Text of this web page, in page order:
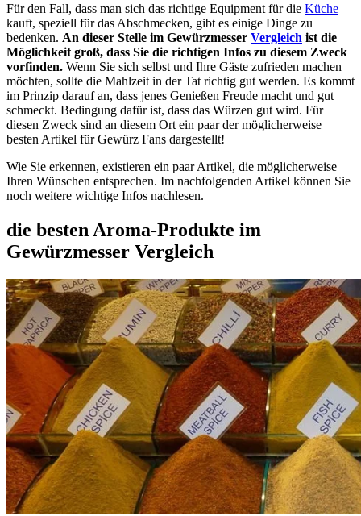
Für den Fall, dass man sich das richtige Equipment für die Küche
kauft, speziell für das Abschmecken, gibt es einige Dinge zu
bedenken. An dieser Stelle im Gewürzmesser Vergleich ist die
Möglichkeit groß, dass Sie die richtigen Infos zu diesem Zweck
vorfinden. Wenn Sie sich selbst und Ihre Gäste zufrieden machen
möchten, sollte die Mahlzeit in der Tat richtig gut werden. Es kommt
im Prinzip darauf an, dass jenes Genießen Freude macht und gut
schmeckt. Bedingung dafür ist, dass das Würzen gut wird. Für
diesen Zweck sind an diesem Ort ein paar der möglicherweise
besten Artikel für Gewürz Fans dargestellt!
Wie Sie erkennen, existieren ein paar Artikel, die möglicherweise
Ihren Wünschen entsprechen. Im nachfolgenden Artikel können Sie
noch weitere wichtige Infos nachlesen.
die besten Aroma-Produkte im
Gewürzmesser Vergleich